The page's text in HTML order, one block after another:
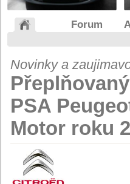
Forum
Novinky a
PSA
Motor roku